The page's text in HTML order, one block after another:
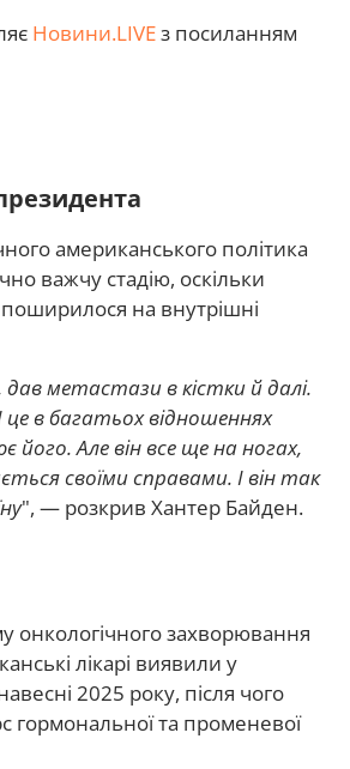
Новини.LIVEз посиланням
американського політика
важчу стадію, оскільки
на внутрішні
метастази в кістки й далі.
це в багатьох відношеннях
його. Але він все ще на ногах,
своїми справами. І він так
", — розкрив Хантер Байден.
онкологічного захворювання
лікарі виявили у
2025 року, після чого
гормональної та променевої